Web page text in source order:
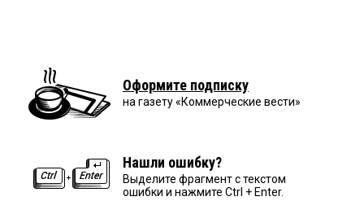
Оформите подписку
на газету «Коммерческие вести»
Нашли ошибку?
Выделите фрагмент с текстом
ошибки и нажмите Ctrl + Enter.